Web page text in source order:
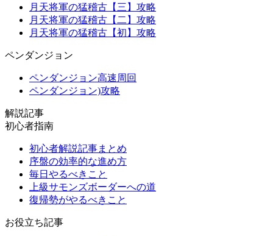
月天将軍の猛稽古【三】攻略
月天将軍の猛稽古【二】攻略
月天将軍の猛稽古【初】攻略
ペンダンジョン
ペンダンジョン高速周回
ペンダンジョン)攻略
解説記事
初心者指南
初心者解説記事まとめ
序盤の効率的な進め方
毎日やるべきこと
上級サモンズボーダーへの道
復帰勢がやるべきこと
お役立ち記事